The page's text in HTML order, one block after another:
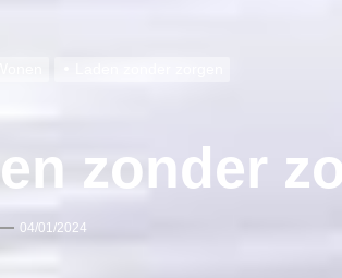
zonder
04/01/2024